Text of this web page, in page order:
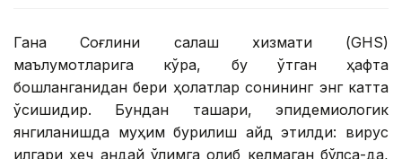
Гана Соғлиқни сақлаш хизмати (GHS)
маълумотларига кўра, бу ўтган ҳафта
бошланганидан бери ҳолатлар сонининг энг катта
ўсишидир. Бундан ташқари, эпидемиологик
янгиланишда муҳим бурилиш қайд этилди: вирус
илгари ҳеч қандай ўлимга олиб келмаган бўлса-да,